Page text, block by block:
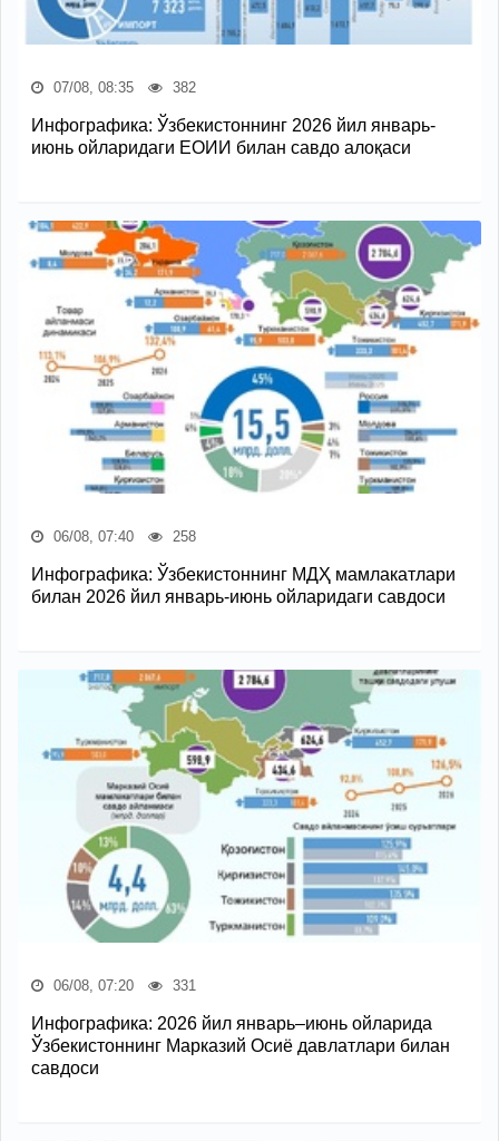
07/08, 08:35 382
Инфографика: Ўзбекистоннинг 2026 йил январь-
июнь ойларидаги ЕОИИ билан савдо алоқаси
06/08, 07:40 258
Инфографика: Ўзбекистоннинг МДҲ мамлакатлари
билан 2026 йил январь-июнь ойларидаги савдоси
06/08, 07:20 331
Инфографика: 2026 йил январь–июнь ойларида
Ўзбекистоннинг Марказий Осиё давлатлари билан
савдоси